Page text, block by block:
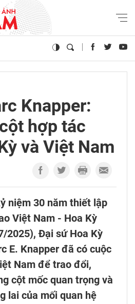
Knapper:
hợp tác
và Việt Nam
niệm 30 năm thiết lập
Việt Nam - Hoa Kỳ
2025), Đại sứ Hoa Kỳ
E. Knapper đã có cuộc
Nam để trao đổi,
cột mốc quan trọng và
lai của mối quan hệ